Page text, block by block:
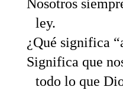
Nosotros
ley.
¿Qué significa
Significa que
todo lo que